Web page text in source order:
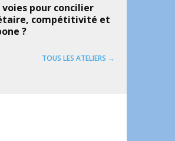
voies pour concilier
compétitivité et
?
TOUS LES ATELIERS →